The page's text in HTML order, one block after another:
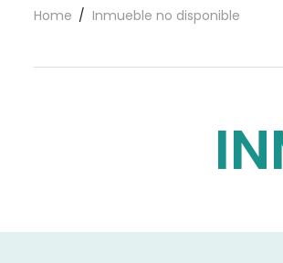
Home Inmueble no disponible